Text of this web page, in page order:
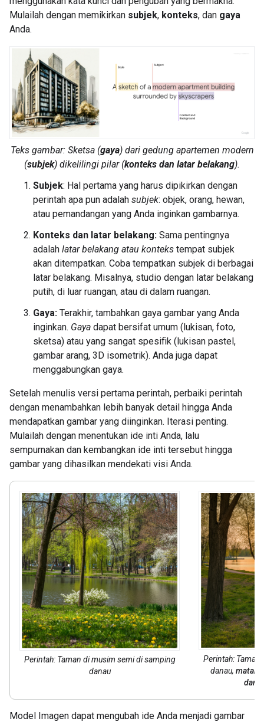
Mulailah dengan memikirkan subjek, konteks, dan gaya
Anda.
Teks gambar: Sketsa(gaya) dari gedung apartemen modern
(subjek) dikelilingi pilar(konteks dan latar belakang).
Subjek: Hal pertama yang harus dipikirkan dengan
perintah apa pun adalah subjek: objek, orang, hewan,
atau pemandangan yang Anda inginkan gambarnya.
Konteks dan latar belakang: Sama pentingnya
adalah latar belakang atau konteks tempat subjek
akan ditempatkan. Coba tempatkan subjek di berbagai
latar belakang. Misalnya, studio dengan latar belakang
putih, di luar ruangan, atau di dalam ruangan.
Gaya: Terakhir, tambahkan gaya gambar yang Anda
inginkan. Gaya dapat bersifat umum (lukisan, foto,
sketsa) atau yang sangat spesifik (lukisan pastel,
gambar arang, 3D isometrik). Anda juga dapat
menggabungkan gaya.
Setelah menulis versi pertama perintah, perbaiki perintah
dengan menambahkan lebih banyak detail hingga Anda
mendapatkan gambar yang diinginkan. Iterasi penting.
Mulailah dengan menentukan ide inti Anda, lalu
sempurnakan dan kembangkan ide inti tersebut hingga
gambar yang dihasilkan mendekati visi Anda.
Perintah: Taman di musim semi di samping
danau
Perintah:
danau,
Model Imagen dapat mengubah ide Anda menjadi gambar